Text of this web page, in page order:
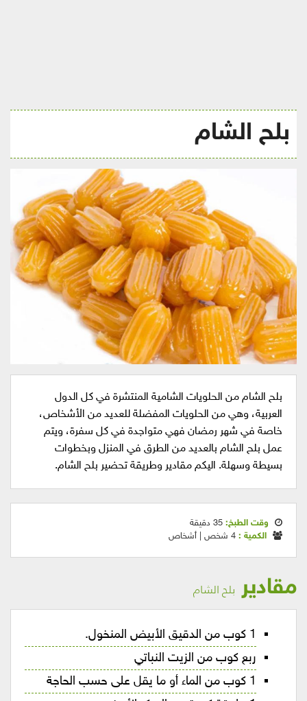
بلح الشام
بلح الشام من الحلويات الشامية المنتشرة في كل الدول
العربية، وهي من الحلويات المفضلة للعديد من الأشخاص،
خاصة في شهر رمضان فهي متواجدة في كل سفرة، ويتم
عمل بلح الشام بالعديد من الطرق في المنزل وبخطوات
بسيطة وسهلة. اليكم مقادير وطريقة تحضير بلح الشام.
وقت الطبخ: 35 دقيقة
الكمية : 4 شخص | أشخاص
مقادير بلح الشام
1 كوب من الدقيق الأبيض المنخول.
ربع كوب من الزيت النباتي
1 كوب من الماء أو ما يقل على حسب الحاجة